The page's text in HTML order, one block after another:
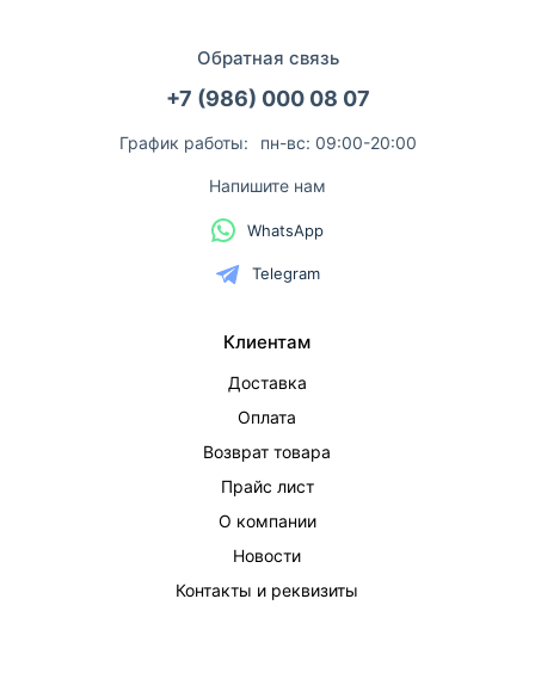
Обратная связь
+7 (986) 000 08 07
График работы: пн-вс: 09:00-20:00
Напишите нам
WhatsApp
Telegram
Клиентам
Доставка
Оплата
Возврат товара
Прайс лист
О компании
Новости
Контакты и реквизиты